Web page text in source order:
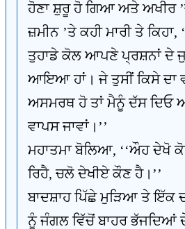
ਹੋਣਾ ਸ਼ੁਰੂ ਹੋ ਗਿਆ ਅਤੇ ਅਖੀਰ
ਜ਼ਮੀਨ ’ਤੇ ਕਹੀ ਮਾਰੀ ਤੇ ਕਿਹਾ,
ਤੁਹਾਡੇ ਕੋਲ ਆਪਣੇ ਪ੍ਰਸ਼ਨਾਂ
ਆਇਆ ਹਾਂ। ਜੇ ਤੁਸੀਂ ਕਿਸੇ ਦਾ
ਅਸਮਰਥ ਹੋ ਤਾਂ ਮੈਨੂੰ ਦੱਸ
ਵਾਪਸ ਜਾਵਾਂ।’’
ਮਹਾਤਮਾ ਬੋਲਿਆ, ‘‘ਔਹ
ਰਿਹੈ, ਚਲੋ ਦੇਖੀਏ ਕੌਣ ਹੈ।’’
ਬਾਦਸ਼ਾਹ ਪਿੱਛੇ ਮੁੜਿਆ ਤੇ ਇੱਕ
ਨੂੰ ਜੰਗਲ ਵਿੱਚੋਂ ਬਾਹਰ